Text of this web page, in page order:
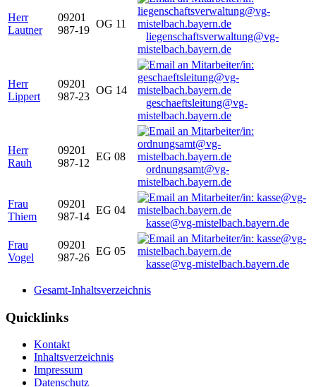
Herr
Lautner
09201
987-19
OG 11
liegenschaftsverwaltung@vg-
mistelbach.bayern.de
Herr
Lippert
09201
987-23
OG 14
geschaeftsleitung@vg-
mistelbach.bayern.de
Herr
Rauh
09201
987-12
EG 08
ordnungsamt@vg-
mistelbach.bayern.de
Frau
Thiem
09201
987-14
EG 04
kasse@vg-mistelbach.bayern.de
Frau
Vogel
09201
987-26
EG 05
kasse@vg-mistelbach.bayern.de
Gesamt-Inhaltsverzeichnis
Quicklinks
Kontakt
Inhaltsverzeichnis
Impressum
Datenschutz